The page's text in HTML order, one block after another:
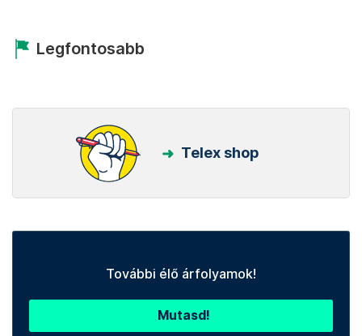
Legfontosabb
Telex shop
További élő árfolyamok!
Mutasd!